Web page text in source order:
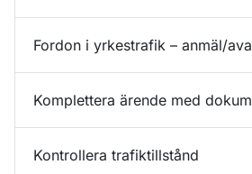
Fordon i yrkestrafik – anmäl/
Komplettera ärende med
Kontrollera trafiktillstånd